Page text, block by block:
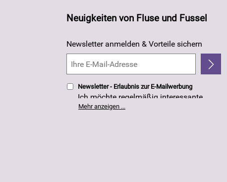
Neuigkeiten von Fluse und Fussel
Newsletter anmelden & Vorteile sichern
Newsletter - Erlaubnis zur E-Mailwerbung
Ich möchte regelmäßig interessante
Angebote per E-Mail erhalten. Meine E-
Mail-Adresse wird nicht an andere
Mehr anzeigen ...